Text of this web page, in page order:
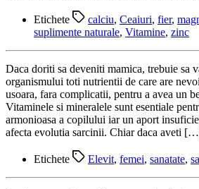
Etichete calciu, Ceaiuri, fier,
suplimente naturale, Vitamine, zinc
Daca doriti sa deveniti mamica, trebuie sa
organismului toti nutrientii de care are
usoara, fara complicatii, pentru a avea un
Vitaminele si mineralele sunt esentiale
armonioasa a copilului iar un aport
afecta evolutia sarcinii. Chiar daca aveti
Etichete Elevit, femei, sanatate,